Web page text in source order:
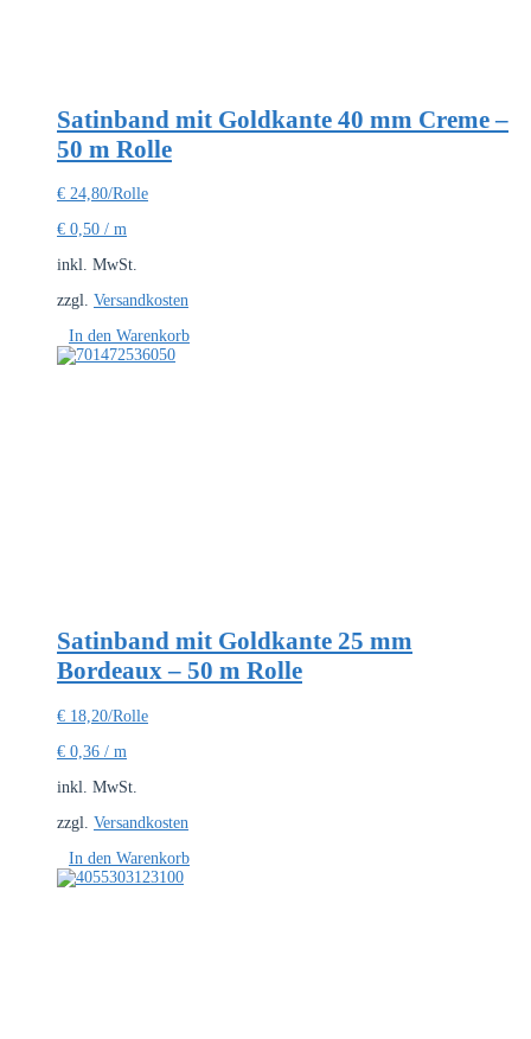
Satinband mit Goldkante 40 mm Creme –
50 m Rolle
€ 24,80/Rolle
€ 0,50 / m
inkl. MwSt.
zzgl. Versandkosten
In den Warenkorb
Satinband mit Goldkante 25 mm
Bordeaux – 50 m Rolle
€ 18,20/Rolle
€ 0,36 / m
inkl. MwSt.
zzgl. Versandkosten
In den Warenkorb